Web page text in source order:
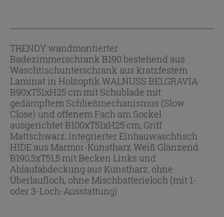
TRENDY wandmontierter
Badezimmerschrank B190 bestehend aus
Waschtischunterschrank aus kratzfestem
Laminat in Holzoptik WALNUSS BELGRAVIA
B90xT51xH25 cm mit Schublade mit
gedämpftem Schließmechanismus (Slow
Close) und offenem Fach am Sockel
ausgerichtet B100xT51xH25 cm, Griff
Mattschwarz, integrierter Einbauwaschtisch
HIDE aus Marmor-Kunstharz Weiß Glänzend
B190,5xT51,5 mit Becken Links und
Ablaufabdeckung aus Kunstharz, ohne
Überlaufloch, ohne Mischbatterieloch (mit 1-
oder 3-Loch-Ausstattung)